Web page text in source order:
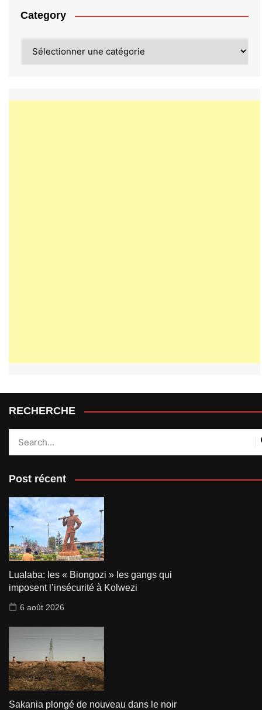
Category
RECHERCHE
Post récent
Lualaba: les « Biongozi » les gangs qui
imposent l’insécurité à Kolwezi
6 août 2026
Sakania plongé de nouveau dans le noir